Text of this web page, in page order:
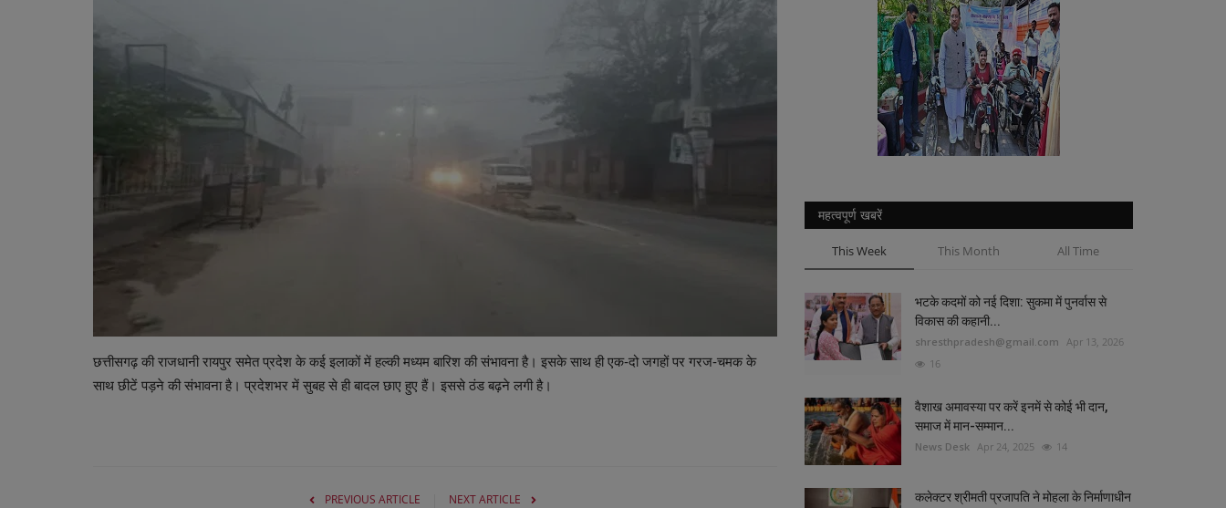
छत्तीसगढ़ की राजधानी रायपुर समेत प्रदेश के कई इलाकों में हल्की मध्यम बारिश की संभावना है। इसके साथ ही एक-दो जगहों पर गरज-चमक के
साथ छीटें पड़ने की संभावना है। प्रदेशभर में सुबह से ही बादल छाए हुए हैं। इससे ठंड बढ़ने लगी है।
PREVIOUS ARTICLE NEXT ARTICLE
महत्वपूर्ण खबरें
This Week This Month All Time
भटके कदमों को नई दिशा: सुकमा में पुनर्वास से
विकास की कहानी...
shresthpradesh@gmail.com Apr 13, 2026
16
वैशाख अमावस्या पर करें इनमें से कोई भी दान,
समाज में मान-सम्मान...
News Desk Apr 24, 2025 14
कलेक्टर श्रीमती प्रजापति ने मोहला के निर्माणाधीन